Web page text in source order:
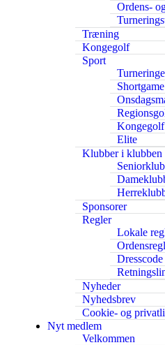
Ordens-
Træning
Kongegolf
Sport
Shortgame
Kongegolf
Elite
Klubber i klubben
Sponsorer
Regler
Lokale
Dresscode
Nyheder
Nyhedsbrev
Cookie- og
Nyt medlem
Velkommen